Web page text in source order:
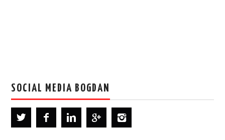
SOCIAL MEDIA BOGDAN